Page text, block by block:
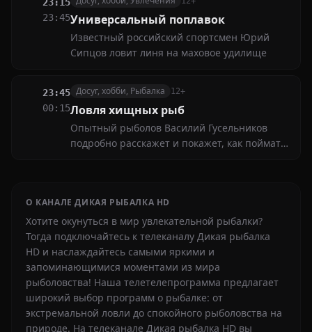
кинематографистами-любителями
23:45Универсальный поплавок
Известный российский спортсмен Юрий
Сипцов ловит линя на маховое удилище
23:45
00:15
Досуг, хобби, Рыбалка 12+
Ловля хищных рыб
Опытный рыболов Василий Гусельников
подробно расскажет и покажет, как поймать
О КАНАЛЕ ДИКАЯ РЫБАЛКА HD
Хотите окунуться в мир увлекательной рыбалки?
Тогда подключайтесь к телеканалу Дикая рыбалка
HD и наслаждайтесь самыми яркими и
запоминающимися моментами из мира
рыболовства! Наша телетелепрограмма предлагает
широкий выбор программ о рыбалке: от
экстремальной ловли до спокойного рыболовства на
природе. На телеканале Дикая рыбалка HD вы